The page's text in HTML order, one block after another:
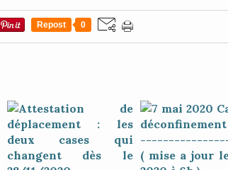
Repost 0